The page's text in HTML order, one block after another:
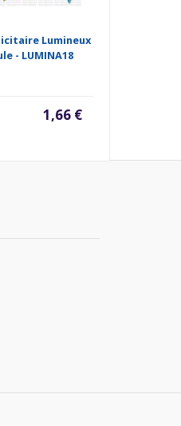
Lumineux
- LUMINA18
1,66 €